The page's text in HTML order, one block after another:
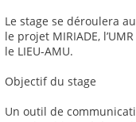
Le stage se déroulera
le projet MIRIADE,
le LIEU-AMU.
Objectif du stage
Un outil de